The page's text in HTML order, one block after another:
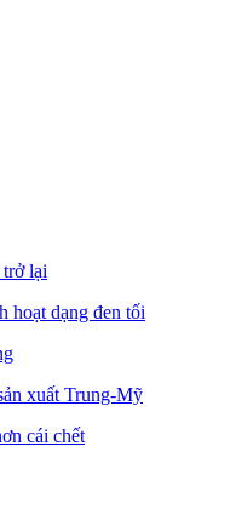
lại
hoạt dạng đen tối
xuất Trung-Mỹ
cái chết